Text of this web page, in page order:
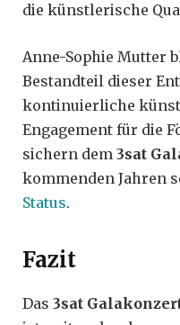
die künstlerische
Anne-Sophie Mutter
Bestandteil dieser
kontinuierliche
Engagement für die
sichern dem 3sat
kommenden Jahren
Status.
Fazit
Das 3sat